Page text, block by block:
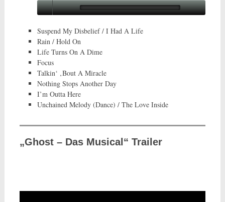
Suspend My Disbelief / I Had A Life
Rain / Hold On
Life Turns On A Dime
Focus
Talkin‘ ‚Bout A Miracle
Nothing Stops Another Day
I’m Outta Here
Unchained Melody (Dance) / The Love Inside
„Ghost – Das Musical“ Trailer